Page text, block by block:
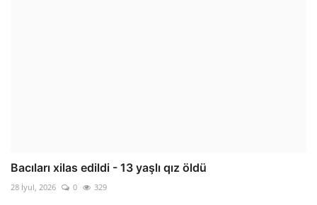
Bacıları xilas edildi - 13 yaşlı qız öldü
28 İyul, 2026 0 329